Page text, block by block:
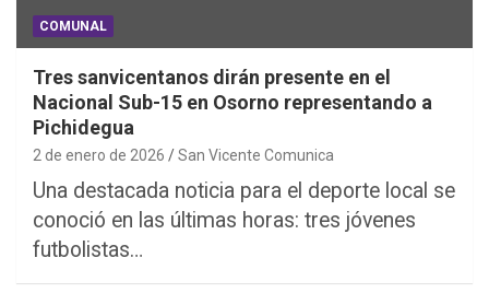
COMUNAL
Tres sanvicentanos dirán presente en el
Nacional Sub-15 en Osorno representando a
Pichidegua
2 de enero de 2026 San Vicente Comunica
Una destacada noticia para el deporte local se
conoció en las últimas horas: tres jóvenes
futbolistas…